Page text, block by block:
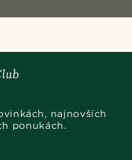
najnovších
ponukách.